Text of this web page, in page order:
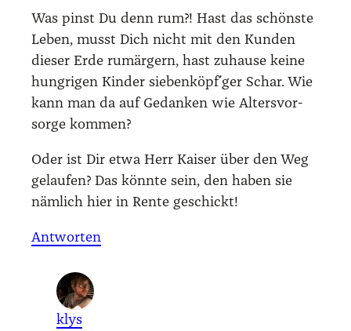
Was pinst Du denn rum?! Hast das schöns­te
Leben, musst Dich nicht mit den Kun­den
die­ser Erde rum­är­gern, hast zuhau­se kei­ne
hung­ri­gen Kin­der siebenköpf´ger Schar. Wie
kann man da auf Gedan­ken wie Alters­vor­
sor­ge kom­men?
Oder ist Dir etwa Herr Kai­ser über den Weg
gelau­fen? Das könn­te sein, den haben sie
näm­lich hier in Ren­te geschickt!
Antworten
klys